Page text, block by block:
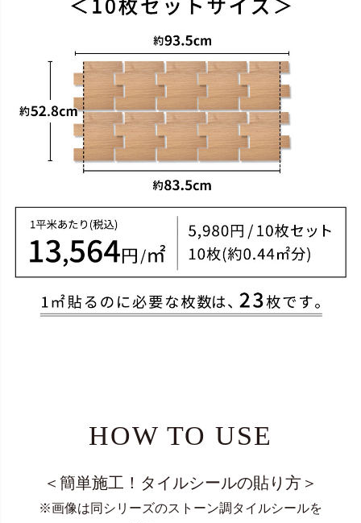
HOW TO USE
＜簡単施工！タイルシールの貼り方＞
※画像は同シリーズのストーン調タイルシールを